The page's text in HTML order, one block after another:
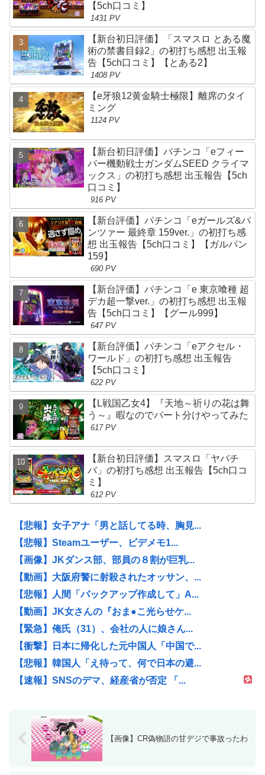
【5ch口コミ】
1431 PV
【新台初日評価】「スマスロ とある魔
術の禁書目録2」の初打ち感想 出玉報
告【5ch口コミ】【とある2】
1408 PV
【e牙狼12黄金騎士極限】離席のタイ
ミング
1124 PV
【新台初日評価】パチンコ「eフィー
バー機動戦士ガンダムSEED クライマ
ックス」の初打ち感想 出玉報告【5ch
口コミ】
916 PV
【新台評価】パチンコ「eガールズ&パ
ンツァー 最終章 159ver.」の初打ち感
想 出玉報告【5ch口コミ】【ガルパン
159】
690 PV
【新台評価】パチンコ「e 東京喰種 超
デカ超一撃ver.」の初打ち感想 出玉報
告【5ch口コミ】【グール999】
647 PV
【新台評価】パチンコ「eアクセル・
ワールド」の初打ち感想 出玉報告
【5ch口コミ】
622 PV
【L戦国乙女4】『天地～祈りの花は舞
う～』暇なのでパート分けやってみた
617 PV
【新台初日評価】スマスロ「ヤバチ
バ」の初打ち感想 出玉報告【5ch口コ
ミ】
612 PV
【悲報】女子アナ「男と話してる時、胸見...
【悲報】Steamユーザー、ビデメモ1...
【画像】JKダンス部、部員の８割が巨乳...
【動画】大阪府警に射殺されたオッサン、...
【悲報】人間「バックアップ作成して」A...
【動画】JK女さんの『おま●こ光らせケ...
【緊急】俺氏（31）、会社の人に娘さん...
【衝撃】日本に帰化した元中国人「中国で...
【悲報】韓国人「え待って、何で日本の避...
【速報】SNSのデマ、経産省が否定 「...
【画像】CR偽物語の甘デジで事故ったわ